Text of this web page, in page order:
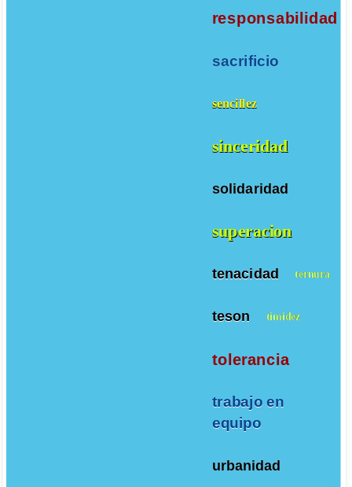
responsabilidad
sacrificio
sencillez
sinceridad
solidaridad
superacion
tenacidad ternura
teson timidez
tolerancia
trabajo en
equipo
urbanidad